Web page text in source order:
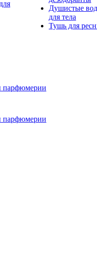
Душистые
для тела
Тушь для